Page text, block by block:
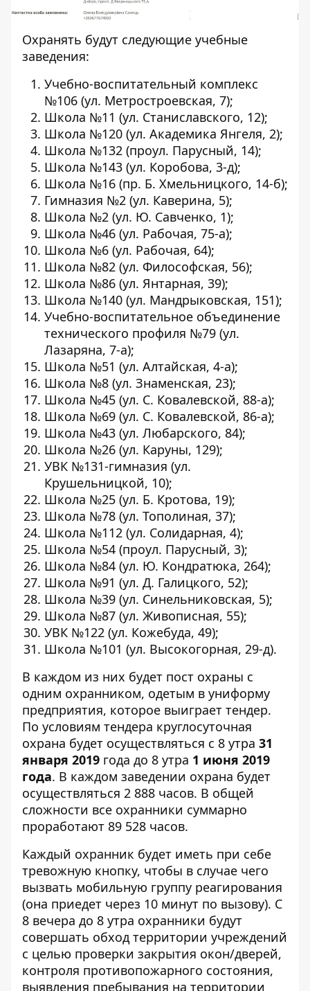
Охранять будут следующие учебные
заведения:
Учебно-воспитательный комплекс
№106 (ул. Метростроевская, 7);
Школа №11 (ул. Станиславского, 12);
Школа №120 (ул. Академика Янгеля, 2);
Школа №132 (проул. Парусный, 14);
Школа №143 (ул. Коробова, 3-д);
Школа №16 (пр. Б. Хмельницкого, 14-б);
Гимназия №2 (ул. Каверина, 5);
Школа №2 (ул. Ю. Савченко, 1);
Школа №46 (ул. Рабочая, 75-а);
Школа №6 (ул. Рабочая, 64);
Школа №82 (ул. Философская, 56);
Школа №86 (ул. Янтарная, 39);
Школа №140 (ул. Мандрыковская, 151);
Учебно-воспитательное объединение
технического профиля №79 (ул.
Лазаряна, 7-а);
Школа №51 (ул. Алтайская, 4-а);
Школа №8 (ул. Знаменская, 23);
Школа №45 (ул. С. Ковалевской, 88-а);
Школа №69 (ул. С. Ковалевской, 86-а);
Школа №43 (ул. Любарского, 84);
Школа №26 (ул. Каруны, 129);
УВК №131-гимназия (ул.
Крушельницкой, 10);
Школа №25 (ул. Б. Кротова, 19);
Школа №78 (ул. Тополиная, 37);
Школа №112 (ул. Солидарная, 4);
Школа №54 (проул. Парусный, 3);
Школа №84 (ул. Ю. Кондратюка, 264);
Школа №91 (ул. Д. Галицкого, 52);
Школа №39 (ул. Синельниковская, 5);
Школа №87 (ул. Живописная, 55);
УВК №122 (ул. Кожебуда, 49);
Школа №101 (ул. Высокогорная, 29-д).
В каждом из них будет пост охраны с
одним охранником, одетым в униформу
предприятия, которое выиграет тендер.
По условиям тендера круглосуточная
охрана будет осуществляться с 8 утра 31
января 2019 года до 8 утра 1 июня 2019
года. В каждом заведении охрана будет
осуществляться 2 888 часов. В общей
сложности все охранники суммарно
проработают 89 528 часов.
Каждый охранник будет иметь при себе
тревожную кнопку, чтобы в случае чего
вызвать мобильную группу реагирования
(она приедет через 10 минут по вызову). С
8 вечера до 8 утра охранники будут
совершать обход территории учреждений
с целью проверки закрытия окон/дверей,
контроля противопожарного состояния,
выявления пребывания на территории